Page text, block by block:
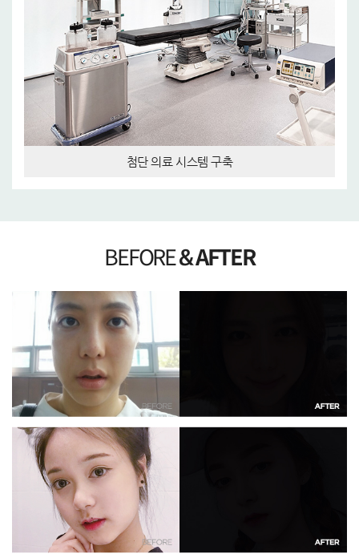
첨단 의료 시스템 구축
BEFORE& AFTER